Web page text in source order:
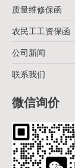
质量维修保函
农民工工资保函
公司新闻
联系我们
微信询价